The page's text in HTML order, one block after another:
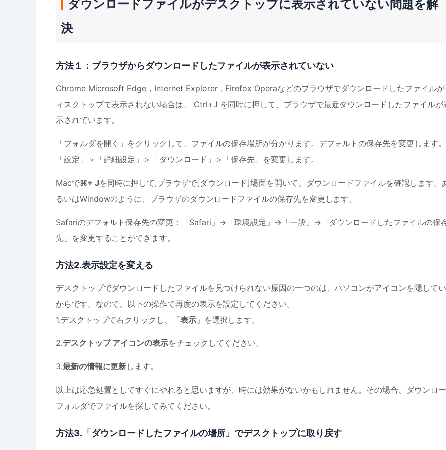
ダウンロードファイルがデスクトップに表示されていない問題を解
決
方法１：ブラウザからダウンロードしたファイルが表示されていない
Chrome Microsoft Edge，Internet Explorer，Firefox Operaなどのブラウザでダウンロードしたファイルが
ィスクトップで表示されない場合は、 Ctrl+J を同時に押して、ブラウザで最近ダウンロードしたファイルが
示されています。
「フォルダを開く」をクリックして、ファイルの保存場所が分かります。デフォルトの保存先を変更します。
「設定」＞「詳細設定」＞「ダウンロード」＞「保存先」を変更します。
Macで⌘+ Jを同時に押して,ブラウザで[ダウンロード]場面を開いて、ダウンロードファイルを確認します。
るいはWindowのように、ブラウザのダウンロードファイルの保存先を変更します。
Safariのデフォルト保存先の変更：「Safari」→「環境設定」→「一般」→「ダウンロードしたファイルの保
先」を変更することができます。
方法2.表示設定を変える
デスクトップでダウンロードしたファイルを見つけられない原因の一つのは、パソコンがアイコンを隠して
からです。なので、以下の操作で再度の表示を設定してください。
1.デスクトップで右クリックし、「表示 」を選択します。
2.デスクトップ アイコンの表示をチェックしてください。
3.最新の情報に更新します。
以上は応急処置としてすぐにやれると思いますが、時には効果がないかもしれません。その場合、ダウンロ
フォルダでファイルを探してみてください。
方法3.「ダウンロードしたファイルの場所」でデスクトップに取り戻す